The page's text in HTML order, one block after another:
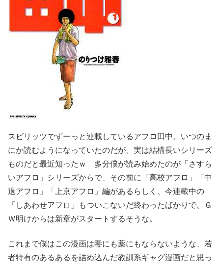
スピリッツでずーっと連載しているアフロ田中。いつのま
にか読むようになっていたのだが、実は結構長いシリーズ
ものだと最近知ったｗ 多分僕が読み始めたのが「さすら
いアフロ」シリーズからで、その前に「高校アフロ」「中
退アフロ」「上京アフロ」編があるらしく、今連載中の
「しあわせアフロ」もついこないだ終わったばかりで、Ｇ
Ｗ明けからは新章がスタートするそうな。
これまで僕はこの漫画は毒にも薬にもならないような、若
者特有のあるあるを詰め込んだ教訓系ギャグ漫画だと思っ